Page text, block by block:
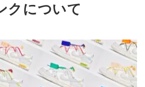
クについて